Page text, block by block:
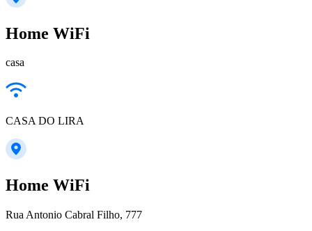
Home WiFi
casa
CASA DO LIRA
Home WiFi
Rua Antonio Cabral Filho, 777